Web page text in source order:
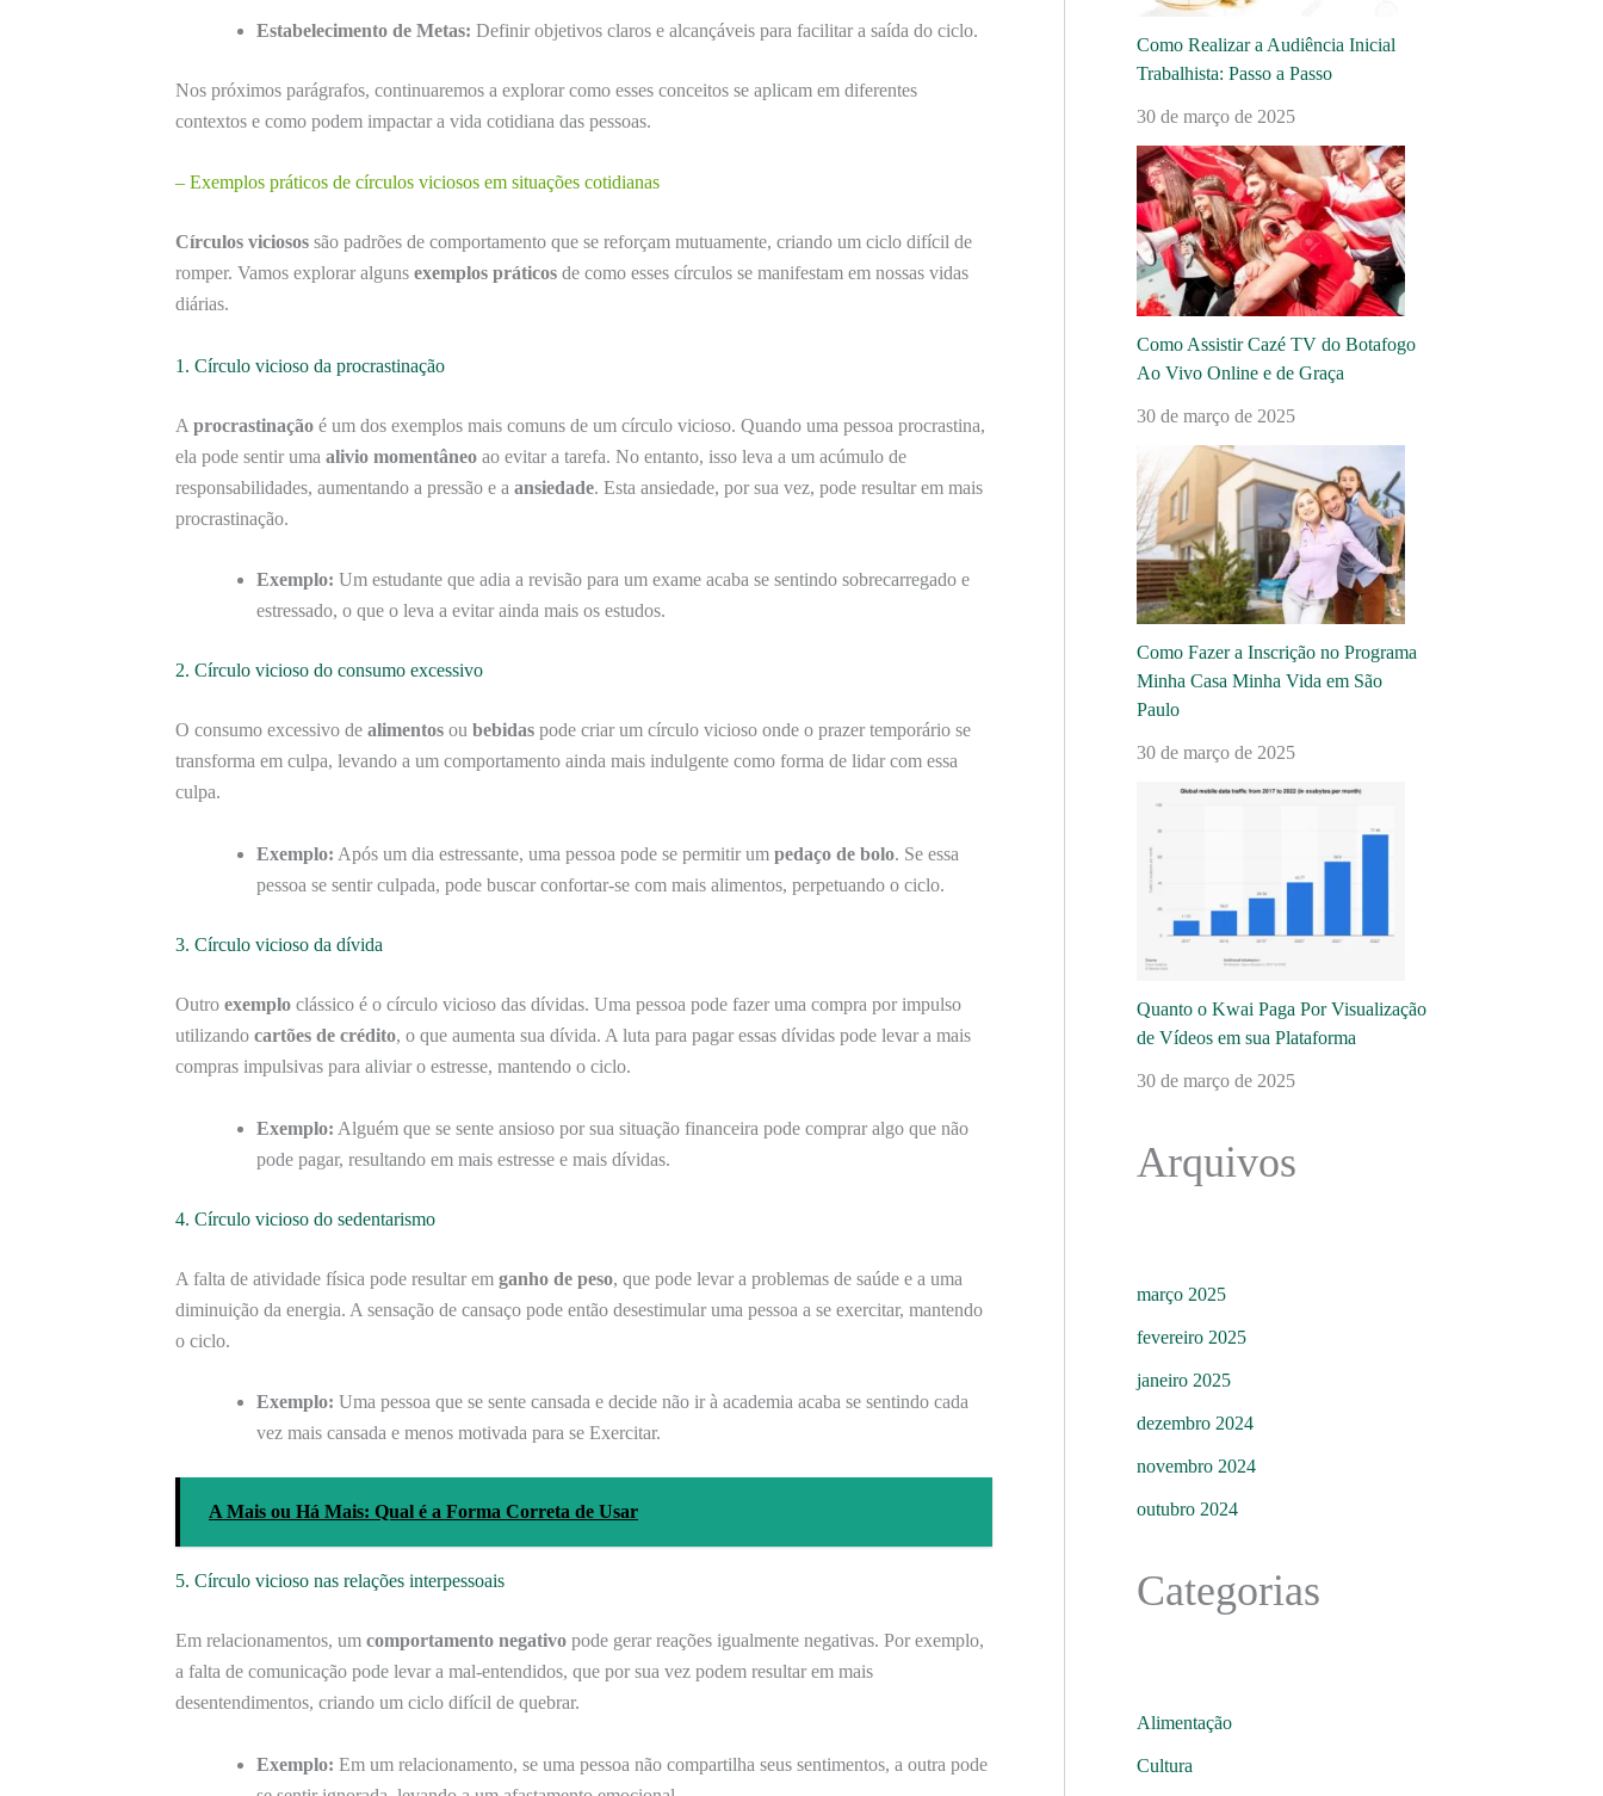
Estabelecimento de Metas: Definir objetivos claros e alcançáveis para facilitar a saída do ciclo.
Nos próximos parágrafos, continuaremos a explorar como esses conceitos se aplicam em diferentes
contextos e como podem impactar a vida cotidiana das pessoas.
– Exemplos práticos de círculos viciosos em situações cotidianas
Círculos viciosos são padrões de comportamento que se reforçam mutuamente, criando um ciclo difícil de
romper. Vamos explorar alguns exemplos práticos de como esses círculos se manifestam em nossas vidas
diárias.
1. Círculo vicioso da procrastinação
A procrastinação é um dos exemplos mais comuns de um círculo vicioso. Quando uma pessoa procrastina,
ela pode sentir uma alivio momentâneo ao evitar a tarefa. No entanto, isso leva a um acúmulo de
responsabilidades, aumentando a pressão e a ansiedade. Esta ansiedade, por sua vez, pode resultar em mais
procrastinação.
Exemplo: Um estudante que adia a revisão para um exame acaba se sentindo sobrecarregado e
estressado, o que o leva a evitar ainda mais os estudos.
2. Círculo vicioso do consumo excessivo
O consumo excessivo de alimentos ou bebidas pode criar um círculo vicioso onde o prazer temporário se
transforma em culpa, levando a um comportamento ainda mais indulgente como forma de lidar com essa
culpa.
Exemplo: Após um dia estressante, uma pessoa pode se permitir um pedaço de bolo. Se essa
pessoa se sentir culpada, pode buscar confortar-se com mais alimentos, perpetuando o ciclo.
3. Círculo vicioso da dívida
Outro exemplo clássico é o círculo vicioso das dívidas. Uma pessoa pode fazer uma compra por impulso
utilizando cartões de crédito, o que aumenta sua dívida. A luta para pagar essas dívidas pode levar a mais
compras impulsivas para aliviar o estresse, mantendo o ciclo.
Exemplo: Alguém que se sente ansioso por sua situação financeira pode comprar algo que não
pode pagar, resultando em mais estresse e mais dívidas.
4. Círculo vicioso do sedentarismo
A falta de atividade física pode resultar em ganho de peso, que pode levar a problemas de saúde e a uma
diminuição da energia. A sensação de cansaço pode então desestimular uma pessoa a se exercitar, mantendo
o ciclo.
Exemplo: Uma pessoa que se sente cansada e decide não ir à academia acaba se sentindo cada
vez mais cansada e menos motivada para se Exercitar.
A Mais ou Há Mais: Qual é a Forma Correta de Usar
5. Círculo vicioso nas relações interpessoais
Em relacionamentos, um comportamento negativo pode gerar reações igualmente negativas. Por exemplo,
a falta de comunicação pode levar a mal-entendidos, que por sua vez podem resultar em mais
desentendimentos, criando um ciclo difícil de quebrar.
Exemplo: Em um relacionamento, se uma pessoa não compartilha seus sentimentos, a outra pode
Como Realizar a Audiência Inicial
Trabalhista: Passo a Passo
30 de março de 2025
Como Assistir Cazé TV do Botafogo
Ao Vivo Online e de Graça
30 de março de 2025
Como Fazer a Inscrição no Programa
Minha Casa Minha Vida em São
Paulo
30 de março de 2025
Quanto o Kwai Paga Por Visualização
de Vídeos em sua Plataforma
30 de março de 2025
Arquivos
março 2025
fevereiro 2025
janeiro 2025
dezembro 2024
novembro 2024
outubro 2024
Categorias
Alimentação
Cultura